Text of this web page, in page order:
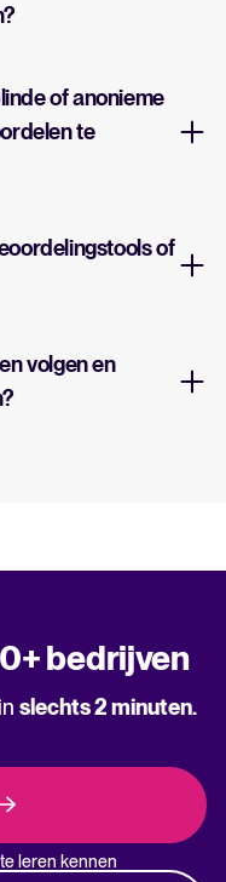
of anonieme
te
of
volgen en
bedrijven
slechts 2 minuten.
leren kennen